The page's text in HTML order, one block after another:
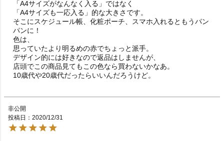
「A4サイズがなんなく入る」ではなく
「A4サイズも一応入る」的な大きさです。
そこにスケジュール帳、化粧ポーチ、スマホ入れるともうパン
パンに！
色は、
思っていたより明るめの赤でちょっと派手。
デザイン的には好きなので返品はしませんが、
店頭でこの商品見てもこの色なら買わないかなあ。
10歳代や20歳代だったらいいんだろうけど。
非公開
投稿日
2020/12/31